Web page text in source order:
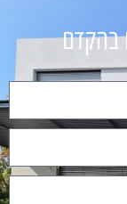
בהקדם